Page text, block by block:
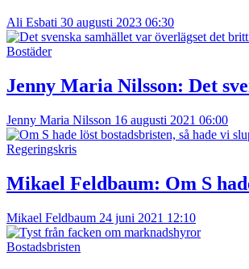
Ali Esbati 30 augusti 2023 06:30
Bostäder
Jenny Maria Nilsson: Det
Jenny Maria Nilsson 16 augusti 2021 06:00
Regeringskris
Mikael Feldbaum: Om S
Mikael Feldbaum 24 juni 2021 12:10
Bostadsbristen